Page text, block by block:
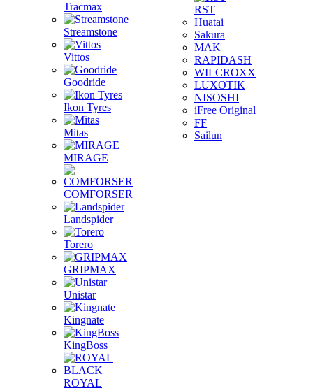
Tracmax
Streamstone
Vittos
Goodride
Ikon Tyres
Mitas
MIRAGE
COMFORSER
Landspider
Torero
GRIPMAX
Unistar
Kingnate
KingBoss
ROYAL
RST
Huatai
Sakura
MAK
RAPIDASH
WILCROXX
LUXOTIK
NISOSHI
iFree Original
FF
Sailun